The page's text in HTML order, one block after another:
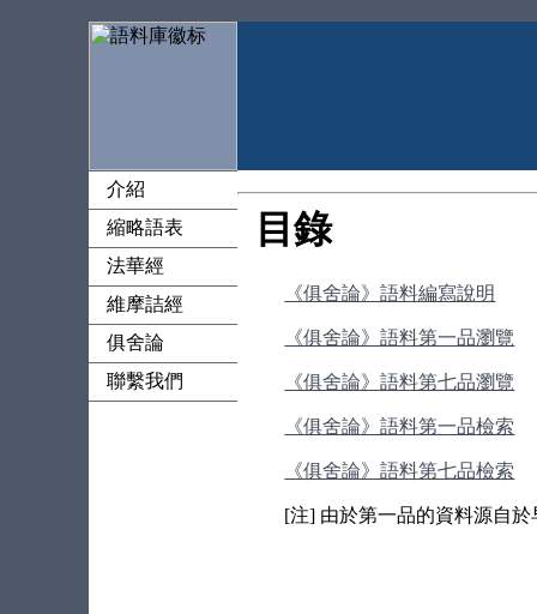
介紹
縮略語表
法華經
維摩詰經
俱舍論
聯繫我們
目錄
《俱舍論》語料編寫說明
《俱舍論》語料第一品瀏覽
《俱舍論》語料第七品瀏覽
《俱舍論》語料第一品檢索
《俱舍論》語料第七品檢索
[注] 由於第一品的資料源自